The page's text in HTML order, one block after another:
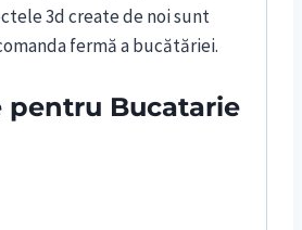
3d create de noi sunt
fermă a bucătăriei.
pentru Bucatarie